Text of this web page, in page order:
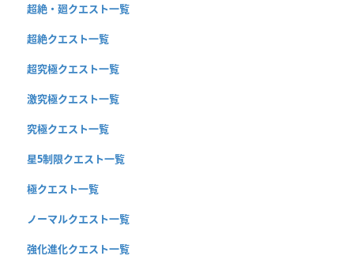
超絶・廻クエスト一覧
超絶クエスト一覧
超究極クエスト一覧
激究極クエスト一覧
究極クエスト一覧
星5制限クエスト一覧
極クエスト一覧
ノーマルクエスト一覧
強化進化クエスト一覧